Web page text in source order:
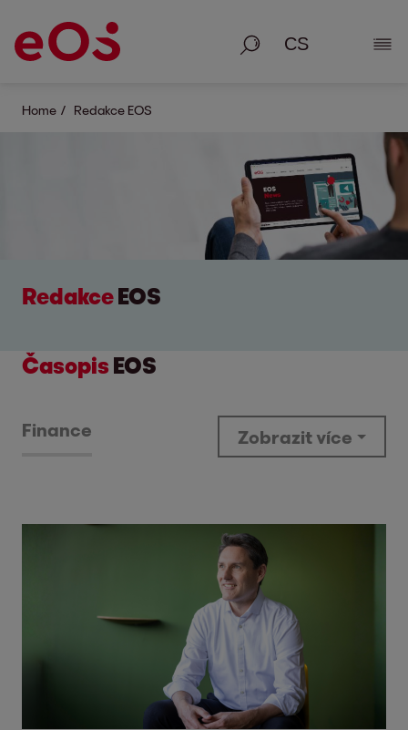
Vyhledávání
Home Redakce EOS
RedakceEOS
Časopis EOS
Finance Zobrazit více